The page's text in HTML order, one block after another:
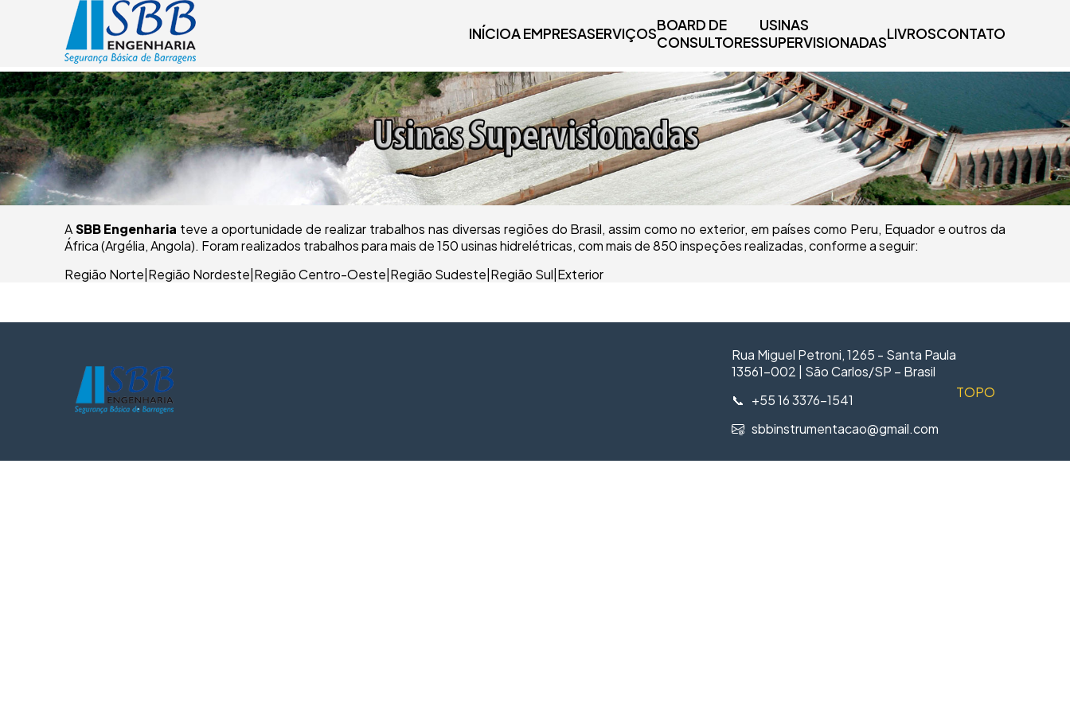
INÍCIOA EMPRESASERVIÇOSBOARD DE
CONSULTORES
USINAS
SUPERVISIONADASLIVROSCONTATO
ASBB Engenharia teve a oportunidade de realizar trabalhos nas diversas regiões do Brasil, assim como no exterior, em países como Peru, Equador e outros da
África (Argélia, Angola). Foram realizados trabalhos para mais de 150 usinas hidrelétricas, com mais de 850 inspeções realizadas, conforme a seguir:
Região Norte Região Nordeste Região Centro-Oeste Região Sudeste Região Sul Exterior
Rua Miguel Petroni, 1265 - Santa Paula
13561-002 | São Carlos/SP – Brasil
📞 +55 16 3376-1541
sbbinstrumentacao@gmail.com
TOPO